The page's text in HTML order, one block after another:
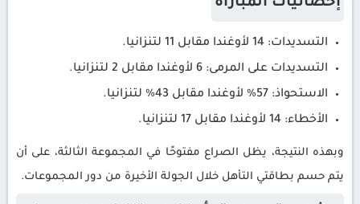
إحصائيات المباراة
التسديدات: 14 لأوغندا مقابل 11 لتنزانيا.
التسديدات على المرمى: 6 لأوغندا مقابل 2 لتنزانيا.
الاستحواذ: 57% لأوغندا مقابل 43% لتنزانيا.
الأخطاء: 14 لأوغندا مقابل 17 لتنزانيا.
وبهذه النتيجة، يظل الصراع مفتوحًا في المجموعة الثالثة، على أن
يتم حسم بطاقتي التأهل خلال الجولة الأخيرة من دور المجموعات.